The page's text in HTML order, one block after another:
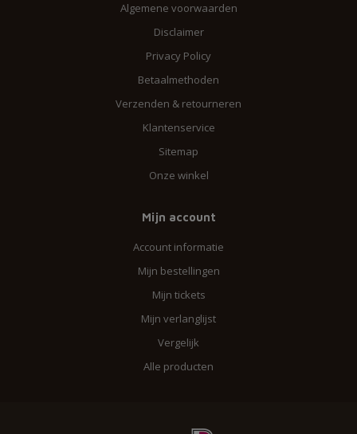
Algemene voorwaarden
Disclaimer
Privacy Policy
Betaalmethoden
Verzenden & retourneren
Klantenservice
Sitemap
Onze winkel
Mijn account
Account informatie
Mijn bestellingen
Mijn tickets
Mijn verlanglijst
Vergelijk
Alle producten